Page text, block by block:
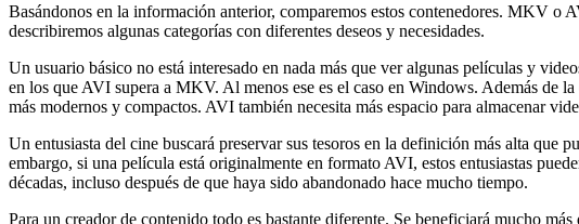
Basándonos en la información anterior, comparemos estos contenedores. MKV o
describiremos algunas categorías con diferentes deseos y necesidades.
Un usuario básico no está interesado en nada más que ver algunas películas y
en los que AVI supera a MKV. Al menos ese es el caso en Windows. Además de
más modernos y compactos. AVI también necesita más espacio para almacenar
Un entusiasta del cine buscará preservar sus tesoros en la definición más alta que
embargo, si una película está originalmente en formato AVI, estos entusiastas
décadas, incluso después de que haya sido abandonado hace mucho tiempo.
Para un creador de contenido todo es bastante diferente. Se beneficiará mucho